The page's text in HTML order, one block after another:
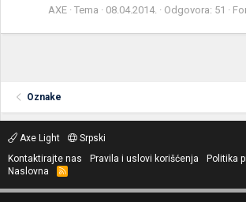
AXE Tema 08.04.2014. Odgovora: 51
Oznake
Axe Light
Srpski
Kontaktirajte nas
Pravila i uslovi korišćenja Politika
Naslovna
R
S